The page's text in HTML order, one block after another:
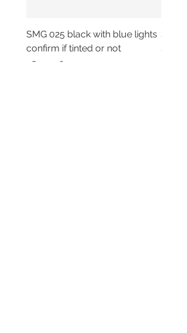
SMG 025 black with blue lights
confirm if tinted or not
Preis
260,00 £
SMG